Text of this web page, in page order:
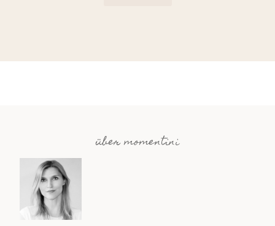
über momentini